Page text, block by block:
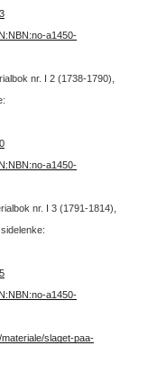
a1450-
nr. I 2 (1738-1790),
a1450-
nr. I 3 (1791-1814),
a1450-
slaget-paa-